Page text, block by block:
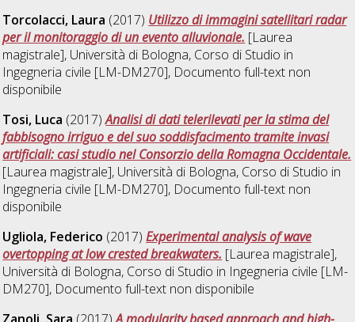
Torcolacci, Laura (2017) Utilizzo di immagini satellitari radar
per il monitoraggio di un evento alluvionale. [Laurea
magistrale], Università di Bologna, Corso di Studio in
Ingegneria civile [LM-DM270], Documento full-text non
disponibile
Tosi, Luca (2017)Analisi di dati telerilevati per la stima del
fabbisogno irriguo e del suo soddisfacimento tramite invasi
artificiali: casi studio nel Consorzio della Romagna Occidentale.
[Laurea magistrale], Università di Bologna, Corso di Studio in
Ingegneria civile [LM-DM270], Documento full-text non
disponibile
Ugliola, Federico (2017)Experimental analysis of wave
overtopping at low crested breakwaters. [Laurea magistrale],
Università di Bologna, Corso di Studio in Ingegneria civile [LM-
DM270], Documento full-text non disponibile